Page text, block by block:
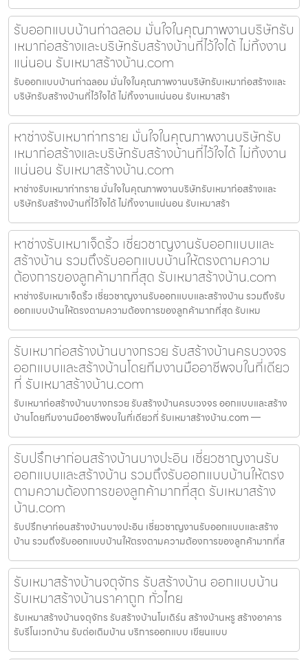
รับออกแบบบ้านท่าฉลอม มั่นใจในคุณภาพงานบริษัทรับ
เหมาก่อสร้างและบริษัทรับสร้างบ้านที่ไว้ใจได้ ไม่ทิ้งงาน
แน่นอน รับเหมาสร้างบ้าน.com
รับออกแบบบ้านท่าฉลอม มั่นใจในคุณภาพงานบริษัทรับเหมาก่อสร้างและ
บริษัทรับสร้างบ้านที่ไว้ใจได้ ไม่ทิ้งงานแน่นอน รับเหมาสร้า
หาช่างรับเหมาท่าทราย มั่นใจในคุณภาพงานบริษัทรับ
เหมาก่อสร้างและบริษัทรับสร้างบ้านที่ไว้ใจได้ ไม่ทิ้งงาน
แน่นอน รับเหมาสร้างบ้าน.com
หาช่างรับเหมาท่าทราย มั่นใจในคุณภาพงานบริษัทรับเหมาก่อสร้างและ
บริษัทรับสร้างบ้านที่ไว้ใจได้ ไม่ทิ้งงานแน่นอน รับเหมาสร้า
หาช่างรับเหมาเจ็ดริ้ว เชี่ยวชาญงานรับออกแบบและ
สร้างบ้าน รวมถึงรับออกแบบบ้านให้ตรงตามความ
ต้องการของลูกค้ามากที่สุด รับเหมาสร้างบ้าน.com
หาช่างรับเหมาเจ็ดริ้ว เชี่ยวชาญงานรับออกแบบและสร้างบ้าน รวมถึงรับ
ออกแบบบ้านให้ตรงตามความต้องการของลูกค้ามากที่สุด รับเหม
รับเหมาก่อสร้างบ้านบางกรวย รับสร้างบ้านครบวงจร
ออกแบบและสร้างบ้านโดยทีมงานมืออาชีพจบในที่เดียว
ที่ รับเหมาสร้างบ้าน.com
รับเหมาก่อสร้างบ้านบางกรวย รับสร้างบ้านครบวงจร ออกแบบและสร้าง
บ้านโดยทีมงานมืออาชีพจบในที่เดียวที่ รับเหมาสร้างบ้าน.com —
รับปรึกษาก่อนสร้างบ้านบางปะอิน เชี่ยวชาญงานรับ
ออกแบบและสร้างบ้าน รวมถึงรับออกแบบบ้านให้ตรง
ตามความต้องการของลูกค้ามากที่สุด รับเหมาสร้าง
บ้าน.com
รับปรึกษาก่อนสร้างบ้านบางปะอิน เชี่ยวชาญงานรับออกแบบและสร้าง
บ้าน รวมถึงรับออกแบบบ้านให้ตรงตามความต้องการของลูกค้ามากที่ส
รับเหมาสร้างบ้านจตุจักร รับสร้างบ้าน ออกแบบบ้าน
รับเหมาสร้างบ้านราคาถูก ทั่วไทย
รับเหมาสร้างบ้านจตุจักร รับสร้างบ้านโมเดิร์น สร้างบ้านหรู สร้างอาคาร
รับรีโนเวทบ้าน รับต่อเติมบ้าน บริการออกแบบ เขียนแบบ